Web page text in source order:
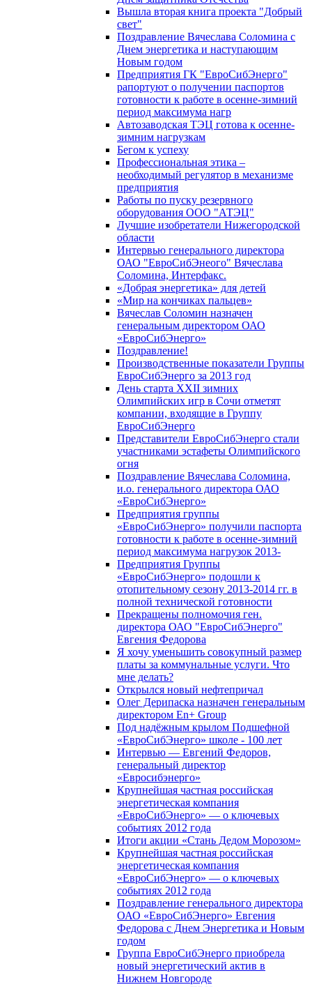
Вышла вторая книга проекта "Добрый
свет"
Поздравление Вячеслава Соломина с
Днем энергетика и наступающим
Новым годом
Предприятия ГК "ЕвроСибЭнерго"
рапортуют о получении паспортов
готовности к работе в осенне-зимний
период максимума нагр
Автозаводская ТЭЦ готова к осенне-
зимним нагрузкам
Бегом к успеху
Профессиональная этика –
необходимый регулятор в механизме
предприятия
Работы по пуску резервного
оборудования ООО "АТЭЦ"
Лучшие изобретатели Нижегородской
области
Интервью генерального директора
ОАО "ЕвроСибЭнеого" Вячеслава
Соломина, Интерфакс.
«Добрая энергетика» для детей
«Мир на кончиках пальцев»
Вячеслав Соломин назначен
генеральным директором ОАО
«ЕвроСибЭнерго»
Поздравление!
Производственные показатели Группы
ЕвроСибЭнерго за 2013 год
День старта XXII зимних
Олимпийских игр в Сочи отметят
компании, входящие в Группу
ЕвроСибЭнерго
Представители ЕвроСибЭнерго стали
участниками эстафеты Олимпийского
огня
Поздравление Вячеслава Соломина,
и.о. генерального директора ОАО
«ЕвроСибЭнерго»
Предприятия группы
«ЕвроСибЭнерго» получили паспорта
готовности к работе в осенне-зимний
период максимума нагрузок 2013-
Предприятия Группы
«ЕвроСибЭнерго» подошли к
отопительному сезону 2013-2014 гг. в
полной технической готовности
Прекращены полномочия ген.
директора ОАО "ЕвроСибЭнерго"
Евгения Федорова
Я хочу уменьшить совокупный размер
платы за коммунальные услуги. Что
мне делать?
Открылся новый нефтепричал
Олег Дерипаска назначен генеральным
директором En+ Group
Под надёжным крылом Подшефной
«ЕвроСибЭнерго» школе - 100 лет
Интервью — Евгений Федоров,
генеральный директор
«Евросибэнерго»
Крупнейшая частная российская
энергетическая компания
«ЕвроСибЭнерго» — о ключевых
событиях 2012 года
Итоги акции «Стань Дедом Морозом»
Крупнейшая частная российская
энергетическая компания
«ЕвроСибЭнерго» — о ключевых
событиях 2012 года
Поздравление генерального директора
ОАО «ЕвроСибЭнерго» Евгения
Федорова с Днем Энергетика и Новым
годом
Группа ЕвроСибЭнерго приобрела
новый энергетический актив в
Нижнем Новгороде